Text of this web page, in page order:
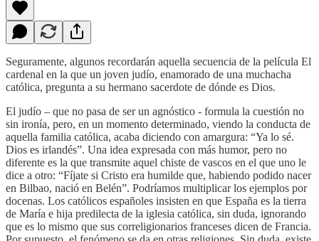
Seguramente, algunos recordarán aquella secuencia de la película El
cardenal en la que un joven judío, enamorado de una muchacha
católica, pregunta a su hermano sacerdote de dónde es Dios.
El judío – que no pasa de ser un agnóstico - formula la cuestión no
sin ironía, pero, en un momento determinado, viendo la conducta de
aquella familia católica, acaba diciendo con amargura: “Ya lo sé.
Dios es irlandés”. Una idea expresada con más humor, pero no
diferente es la que transmite aquel chiste de vascos en el que uno le
dice a otro: “Fíjate si Cristo era humilde que, habiendo podido nacer
en Bilbao, nació en Belén”. Podríamos multiplicar los ejemplos por
docenas. Los católicos españoles insisten en que España es la tierra
de María e hija predilecta de la iglesia católica, sin duda, ignorando
que es lo mismo que sus correligionarios franceses dicen de Francia.